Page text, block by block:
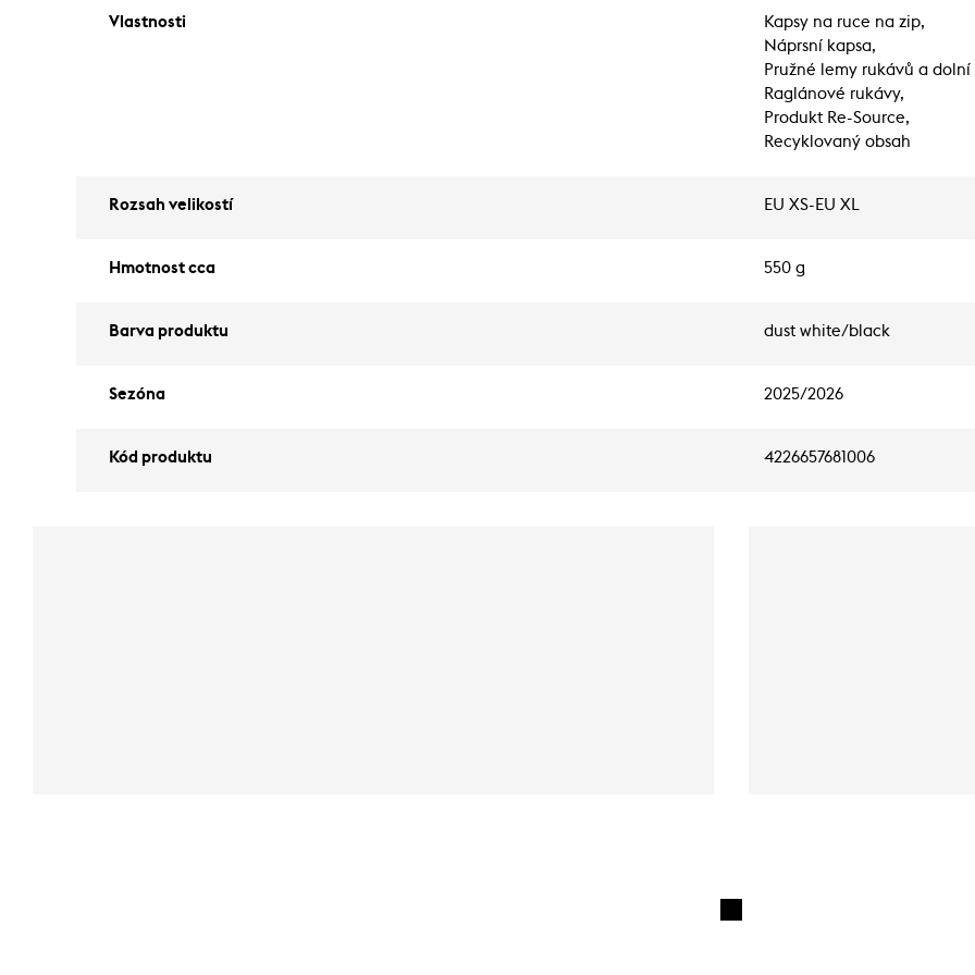
Vlastnosti
Kapsy na ruce na zip,
Náprsní kapsa,
Pružné lemy rukávů a dolní
Raglánové rukávy,
Produkt Re-Source,
Recyklovaný obsah
Rozsah velikostí EU XS-EU XL
Hmotnost cca 550 g
Barva produktu dust white/black
Sezóna 2025/2026
Kód produktu 4226657681006